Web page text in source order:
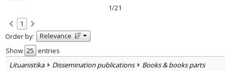
Refine
Open access
Scientific publications 17
Dissemination publications
Document Type:
Books & books parts 17
1/21
1
Order by:
Relevance
Show
entries
Lituanistika
Dissemination publications
Books & books parts